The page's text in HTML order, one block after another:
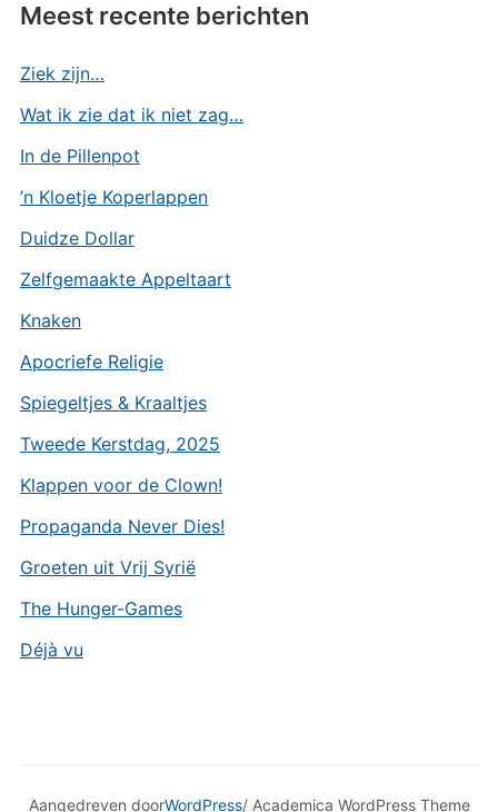
Meest recente berichten
Ziek zijn…
Wat ik zie dat ik niet zag…
In de Pillenpot
’n Kloetje Koperlappen
Duidze Dollar
Zelfgemaakte Appeltaart
Knaken
Apocriefe Religie
Spiegeltjes & Kraaltjes
Tweede Kerstdag, 2025
Klappen voor de Clown!
Propaganda Never Dies!
Groeten uit Vrij Syrië
The Hunger-Games
Déjà vu
Aangedreven doorWordPress/ Academica WordPress Theme